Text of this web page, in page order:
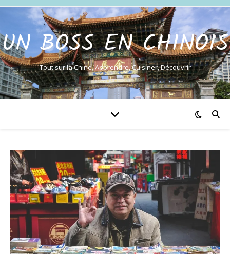
UN BOSS EN CHINOIS
Tout sur la Chine, Apprendre, Cuisiner, Découvrir